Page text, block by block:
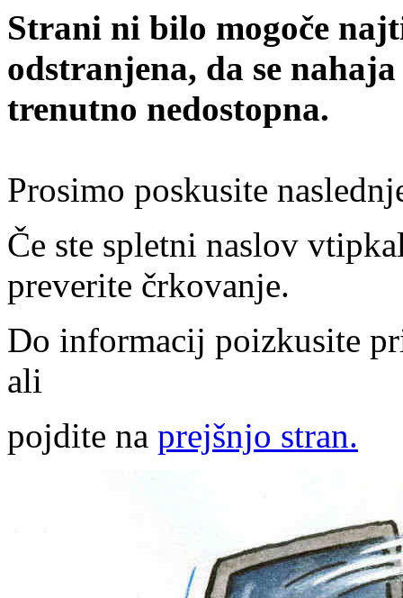
Strani ni bilo mogoče
odstranjena, da se
trenutno nedostopna.
Prosimo poskusite
Če ste spletni naslov
preverite črkovanje.
Do informacij poizkusite
ali
pojdite na prejšnjo stran.